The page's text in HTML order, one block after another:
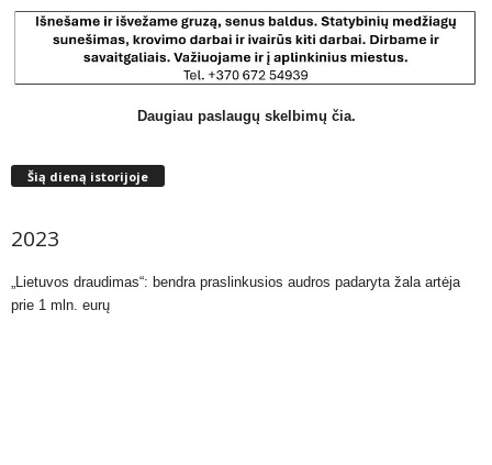
Daugiau paslaugų skelbimų čia.
Šią dieną istorijoje
2023
„Lietuvos draudimas“: bendra praslinkusios audros padaryta žala artėja
prie 1 mln. eurų